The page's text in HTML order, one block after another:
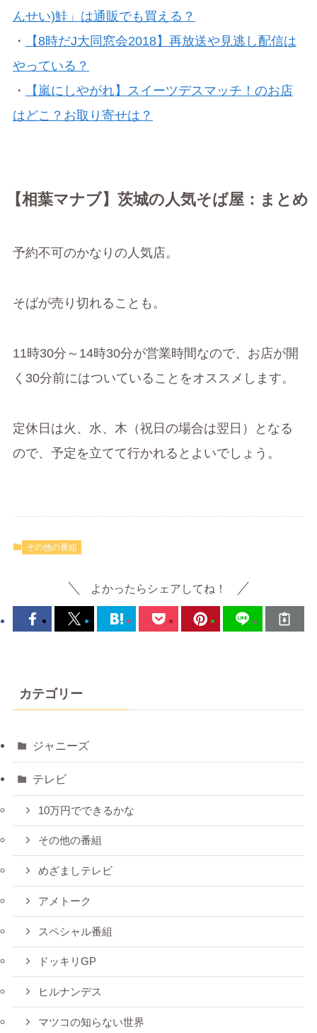
んせい)鮭」は通販でも買える？
・
【8時だJ大同窓会2018】再放送や見逃し配信は
やっている？
・
【嵐にしやがれ】スイーツデスマッチ！のお店
はどこ？お取り寄せは？
【相葉マナブ】茨城の人気そば屋：まとめ
予約不可のかなりの人気店。
そばが売り切れることも。
11時30分～14時30分が営業時間なので、お店が開
く30分前にはついていることをオススメします。
定休日は火、水、木（祝日の場合は翌日）となる
ので、予定を立てて行かれるとよいでしょう。
その他の番組
よかったらシェアしてね！
カテゴリー
ジャニーズ
テレビ
10万円でできるかな
その他の番組
めざましテレビ
アメトーク
スペシャル番組
ドッキリGP
ヒルナンデス
マツコの知らない世界